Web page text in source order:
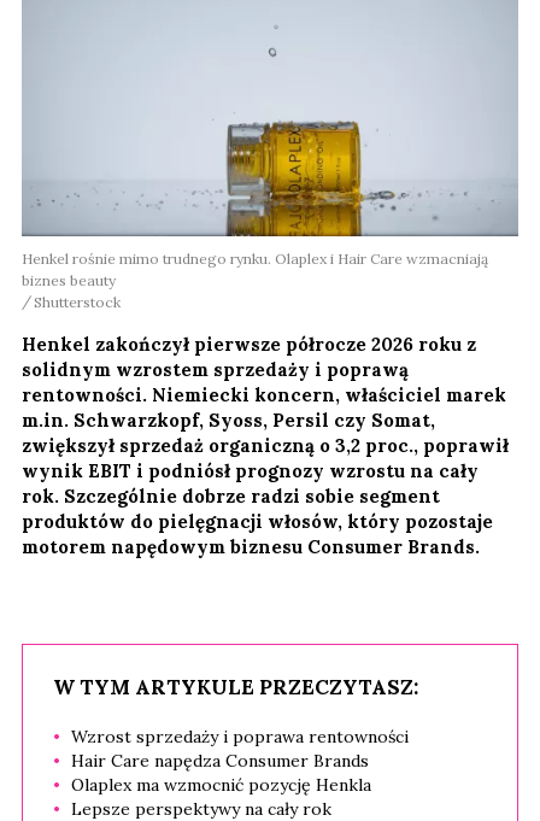
Henkel rośnie mimo trudnego rynku. Olaplex i Hair Care wzmacniają
biznes beauty
Shutterstock
Henkel zakończył pierwsze półrocze 2026 roku z
solidnym wzrostem sprzedaży i poprawą
rentowności. Niemiecki koncern, właściciel marek
m.in. Schwarzkopf, Syoss, Persil czy Somat,
zwiększył sprzedaż organiczną o 3,2 proc., poprawił
wynik EBIT i podniósł prognozy wzrostu na cały
rok. Szczególnie dobrze radzi sobie segment
produktów do pielęgnacji włosów, który pozostaje
motorem napędowym biznesu Consumer Brands.
W TYM ARTYKULE PRZECZYTASZ:
Wzrost sprzedaży i poprawa rentowności
Hair Care napędza Consumer Brands
Olaplex ma wzmocnić pozycję Henkla
Lepsze perspektywy na cały rok